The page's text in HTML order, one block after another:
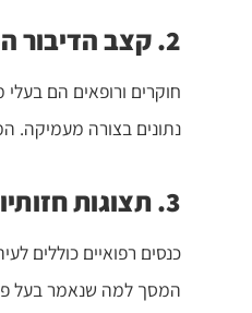
2. קצב הדיבור המהיר של מציגים מדעיים
חוקרים ורופאים הם
נתונים בצורה מעמיקה.
3. תצוגות חזותיות ומצגות
כנסים רפואיים כוללים
המסך למה שנאמר בעל פה